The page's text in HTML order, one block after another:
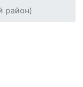
район)